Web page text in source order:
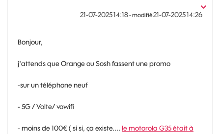
‎21-07-202514:18- modifié‎21-07-202514:26
Bonjour,
j'attends que Orange ou Sosh fassent une promo
-sur un téléphone neuf
- 5G / Volte/ vowifi
- moins de 100€ ( si si, ça existe.... le motorola G35 était à